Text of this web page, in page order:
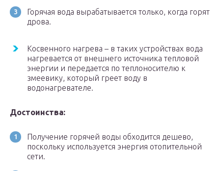
Горячая вода вырабатывается только, когда горят
дрова.
Косвенного нагрева – в таких устройствах вода
нагревается от внешнего источника тепловой
энергии и передается по теплоносителю к
змеевику, который греет воду в
водонагревателе.
Достоинства:
Получение горячей воды обходится дешево,
поскольку используется энергия отопительной
сети.